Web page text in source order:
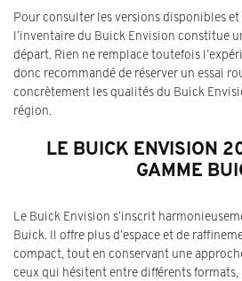
Pour consulter les versions disponibles
l’inventaire du Buick Envision constitue
départ. Rien ne remplace toutefois
donc recommandé de réserver un essai
concrètement les qualités du Buick
région.
LE BUICK ENVISION
GAMME
Le Buick Envision s’inscrit
Buick. Il offre plus d’espace et de
compact, tout en conservant une
ceux qui hésitent entre différents